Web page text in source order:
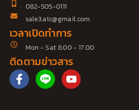
082-505-0111
sale3.atc@gmail.com
เวลาเปิดทำการ
Mon - Sat 8.00 - 17.00
ติดตามข่าวสาร
F
a
Y
o